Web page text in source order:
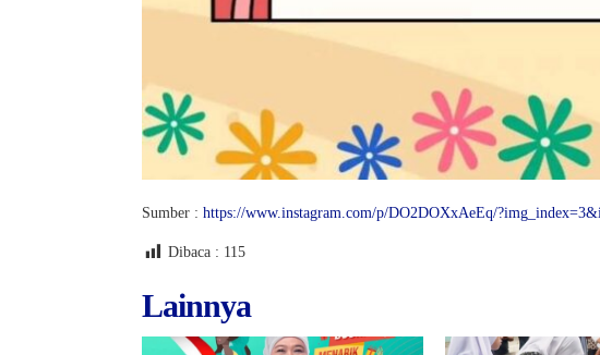
Sumber : https://www.instagram.com/p/DO2DOXxAeEq/
Dibaca : 115
Lainnya